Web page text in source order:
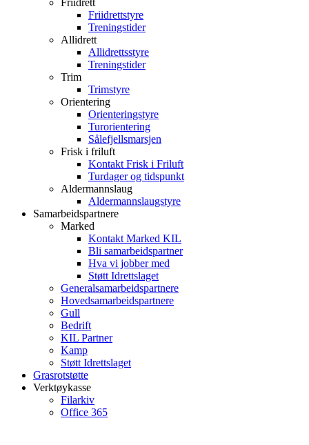
Friidrettstyre
Treningstider
Allidrett
Allidrettsstyre
Treningstider
Trim
Trimstyre
Orientering
Orienteringstyre
Turorientering
Sålefjellsmarsjen
Frisk i friluft
Kontakt Frisk i Friluft
Turdager og tidspunkt
Aldermannslaug
Aldermannslaugstyre
Samarbeidspartnere
Marked
Kontakt Marked KIL
Bli samarbeidspartner
Hva vi jobber med
Støtt Idrettslaget
Generalsamarbeidspartnere
Hovedsamarbeidspartnere
Gull
Bedrift
KIL Partner
Kamp
Støtt Idrettslaget
Grasrotstøtte
Verktøykasse
Filarkiv
Office 365